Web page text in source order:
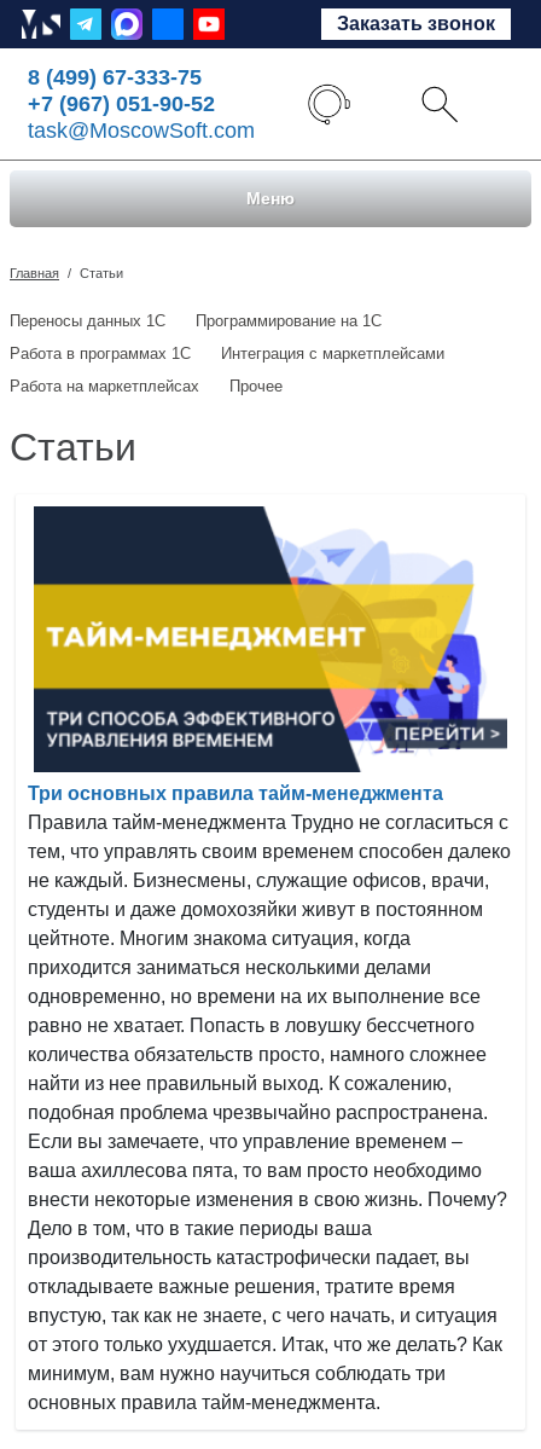
Заказать звонок
8 (499) 67-333-75
+7 (967) 051-90-52
task@MoscowSoft.com
Меню
Главная / Статьи
Переносы данных 1С
Программирование на 1С
Работа в программах 1С
Интеграция с маркетплейсами
Работа на маркетплейсах
Прочее
Статьи
Три основных правила тайм-менеджмента
Правила тайм-менеджмента Трудно не согласиться с
тем, что управлять своим временем способен далеко
не каждый. Бизнесмены, служащие офисов, врачи,
студенты и даже домохозяйки живут в постоянном
цейтноте. Многим знакома ситуация, когда
приходится заниматься несколькими делами
одновременно, но времени на их выполнение все
равно не хватает. Попасть в ловушку бессчетного
количества обязательств просто, намного сложнее
найти из нее правильный выход. К сожалению,
подобная проблема чрезвычайно распространена.
Если вы замечаете, что управление временем –
ваша ахиллесова пята, то вам просто необходимо
внести некоторые изменения в свою жизнь. Почему?
Дело в том, что в такие периоды ваша
производительность катастрофически падает, вы
откладываете важные решения, тратите время
впустую, так как не знаете, с чего начать, и ситуация
от этого только ухудшается. Итак, что же делать? Как
минимум, вам нужно научиться соблюдать три
основных правила тайм-менеджмента.